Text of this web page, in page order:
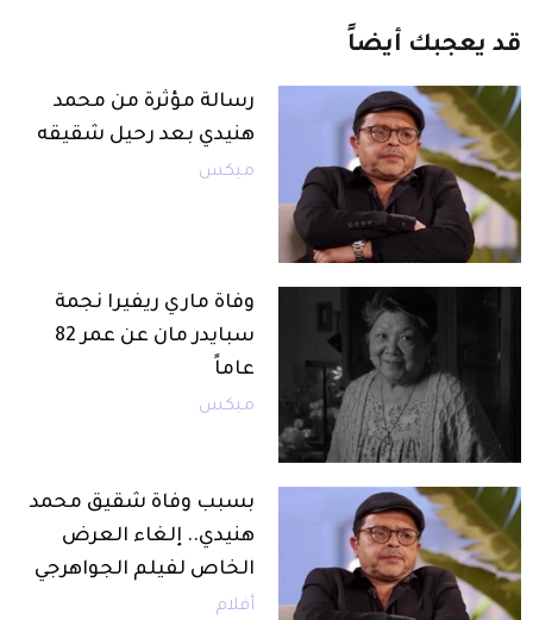
قد يعجبك أيضاً
رسالة مؤثرة من محمد
هنيدي بعد رحيل شقيقه
ميكس
وفاة ماري ريفيرا نجمة
سبايدر مان عن عمر 82
عاماً
ميكس
بسبب وفاة شقيق محمد
هنيدي.. إلغاء العرض
الخاص لفيلم الجواهرجي
أفلام